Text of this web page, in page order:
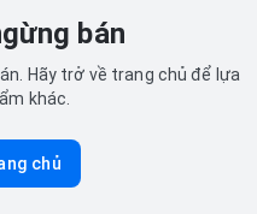
bán
Hãy trở về trang chủ để lựa
khác.
chủ